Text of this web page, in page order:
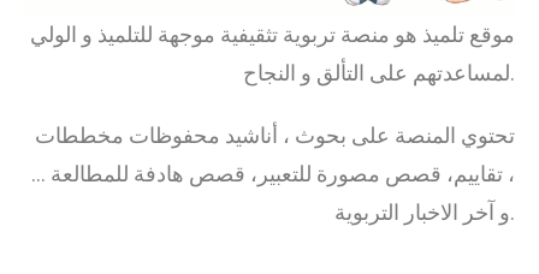
موقع تلميذ هو منصة تربوية تثقيفية موجهة للتلميذ و الولي
لمساعدتهم على التألق و النجاح.
تحتوي المنصة على بحوث ، أناشيد محفوظات مخططات
، تقاييم، قصص مصورة للتعبير، قصص هادفة للمطالعة …
و آخر الاخبار التربوية.